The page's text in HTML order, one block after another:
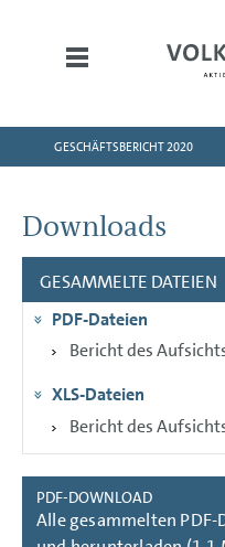
HOME
KONZERNBEREICHE
CORPORATE GOVERNANCE
KONZERNLAGEBERICHT
KONZERNABSCHLUSS
ANHANG
GESCHÄFTSBERICHT 2020
Downloads
GESAMMELTE DATEIEN
PDF-Dateien
Bericht des
XLS-Dateien
Bericht des
PDF-DOWNLOAD
Alle gesammelten